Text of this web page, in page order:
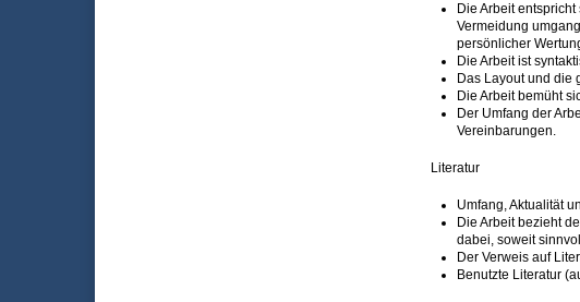
Die Arbeit
Vermeidung
persönlicher
Die Arbeit ist
Das Layout und die
Die Arbeit bemüht
Der Umfang der
Vereinbarungen.
Literatur
Umfang, Aktualität
Die Arbeit bezieht
dabei, soweit
Der Verweis auf
Benutzte Literatur